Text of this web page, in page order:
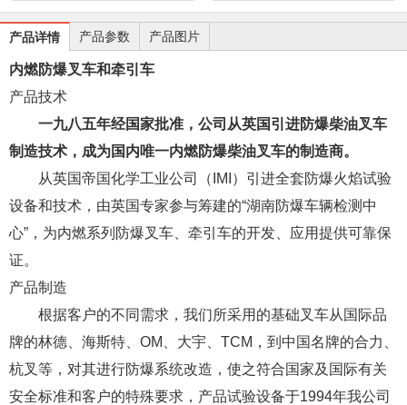
产品详情 产品参数 产品图片
内燃防爆叉车和牵引车
产品技术
一九八五年经国家批准，公司从英国引进防爆柴油叉车
制造技术，成为国内唯一内燃防爆柴油叉车的制造商。
从英国帝国化学工业公司（IMI）引进全套防爆火焰试验
设备和技术，由英国专家参与筹建的“湖南防爆车辆检测中
心”，为内燃系列防爆叉车、牵引车的开发、应用提供可靠保
证。
产品制造
根据客户的不同需求，我们所采用的基础叉车从国际品
牌的林德、海斯特、OM、大宇、TCM，到中国名牌的合力、
杭叉等，对其进行防爆系统改造，使之符合国家及国际有关
安全标准和客户的特殊要求，产品试验设备于1994年我公司